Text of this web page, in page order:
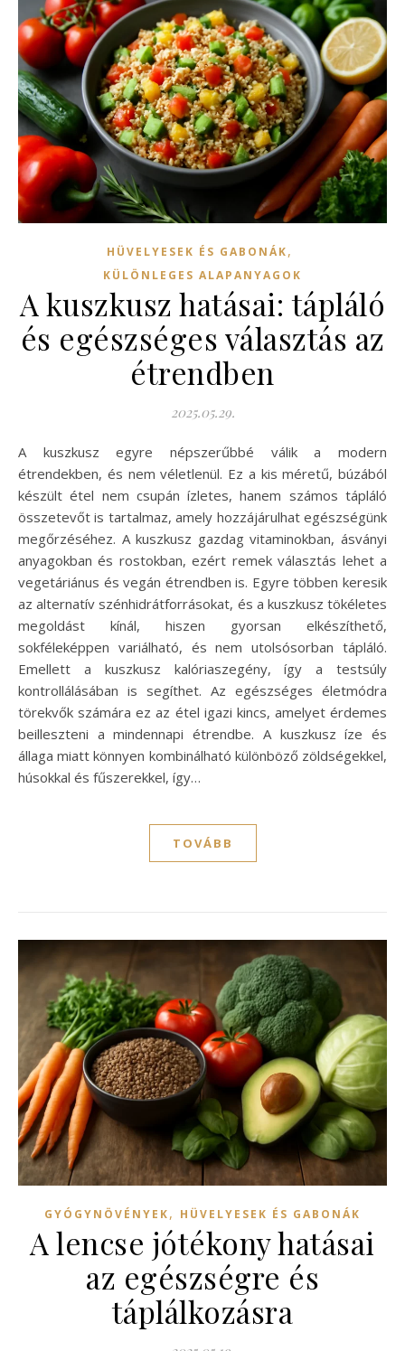
HÜVELYESEK ÉS GABONÁK,
KÜLÖNLEGES ALAPANYAGOK
A kuszkusz hatásai: tápláló
és egészséges választás az
étrendben
2025.05.29.
A kuszkusz egyre népszerűbbé válik a modern
étrendekben, és nem véletlenül. Ez a kis méretű, búzából
készült étel nem csupán ízletes, hanem számos tápláló
összetevőt is tartalmaz, amely hozzájárulhat egészségünk
megőrzéséhez. A kuszkusz gazdag vitaminokban, ásványi
anyagokban és rostokban, ezért remek választás lehet a
vegetáriánus és vegán étrendben is. Egyre többen keresik
az alternatív szénhidrátforrásokat, és a kuszkusz tökéletes
megoldást kínál, hiszen gyorsan elkészíthető,
sokféleképpen variálható, és nem utolsósorban tápláló.
Emellett a kuszkusz kalóriaszegény, így a testsúly
kontrollálásában is segíthet. Az egészséges életmódra
törekvők számára ez az étel igazi kincs, amelyet érdemes
beilleszteni a mindennapi étrendbe. A kuszkusz íze és
állaga miatt könnyen kombinálható különböző zöldségekkel,
húsokkal és fűszerekkel, így…
TOVÁBB
GYÓGYNÖVÉNYEK, HÜVELYESEK ÉS GABONÁK
A lencse jótékony hatásai
az egészségre és
táplálkozásra